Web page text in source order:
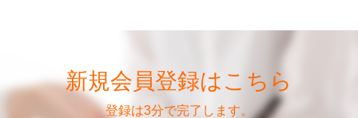
新規会員登録はこちら
登録は3分で完了します。